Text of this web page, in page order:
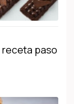
receta paso